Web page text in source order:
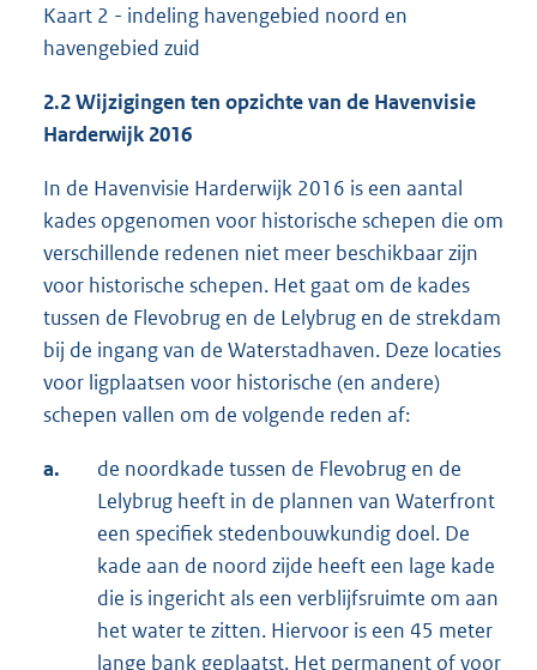
Kaart 2 - indeling havengebied noord en
havengebied zuid
2.2 Wijzigingen ten opzichte van de Havenvisie
Harderwijk 2016
In de Havenvisie Harderwijk 2016 is een aantal
kades opgenomen voor historische schepen die om
verschillende redenen niet meer beschikbaar zijn
voor historische schepen. Het gaat om de kades
tussen de Flevobrug en de Lelybrug en de strekdam
bij de ingang van de Waterstadhaven. Deze locaties
voor ligplaatsen voor historische (en andere)
schepen vallen om de volgende reden af:
a.
de noordkade tussen de Flevobrug en de
Lelybrug heeft in de plannen van Waterfront
een specifiek stedenbouwkundig doel. De
kade aan de noord zijde heeft een lage kade
die is ingericht als een verblijfsruimte om aan
het water te zitten. Hiervoor is een 45 meter
lange bank geplaatst. Het permanent of voor